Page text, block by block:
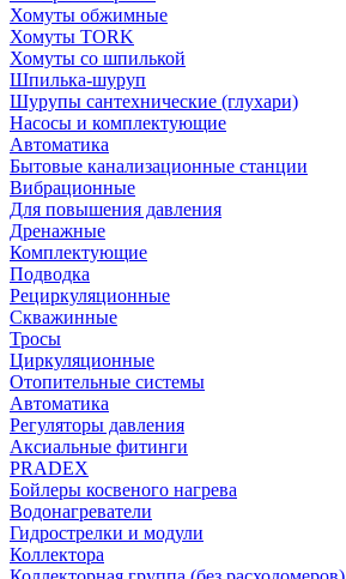
Хомуты обжимные
Хомуты TORK
Хомуты со шпилькой
Шпилька-шуруп
Шурупы сантехнические (глухари)
Насосы и комплектующие
Автоматика
Бытовые канализационные станции
Вибрационные
Для повышения давления
Дренажные
Комплектующие
Подводка
Рециркуляционные
Скважинные
Тросы
Циркуляционные
Отопительные системы
Автоматика
Регуляторы давления
Аксиальные фитинги
PRADEX
Бойлеры косвеного нагрева
Водонагреватели
Гидрострелки и модули
Коллектора